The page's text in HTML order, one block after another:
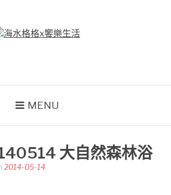
MENU
大自然森林浴
2014-05-14